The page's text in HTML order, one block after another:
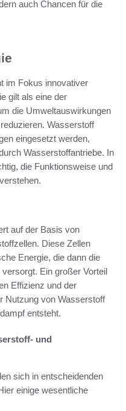
auch Chancen für die
im Fokus innovativer
gilt als eine der
die Umweltauswirkungen
Wasserstoff
eingesetzt werden,
Wasserstoffantriebe. In
die Funktionsweise und
auf der Basis von
Diese Zellen
Energie, die dann die
Ein großer Vorteil
Effizienz und der
Nutzung von Wasserstoff
entsteht.
und
sich in entscheidenden
einige wesentliche